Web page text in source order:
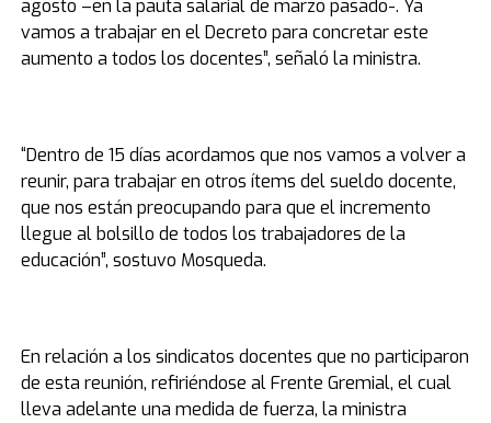
agosto –en la pauta salarial de marzo pasado-. Ya
vamos a trabajar en el Decreto para concretar este
aumento a todos los docentes”, señaló la ministra.
“Dentro de 15 días acordamos que nos vamos a volver a
reunir, para trabajar en otros ítems del sueldo docente,
que nos están preocupando para que el incremento
llegue al bolsillo de todos los trabajadores de la
educación”, sostuvo Mosqueda.
En relación a los sindicatos docentes que no participaron
de esta reunión, refiriéndose al Frente Gremial, el cual
lleva adelante una medida de fuerza, la ministra